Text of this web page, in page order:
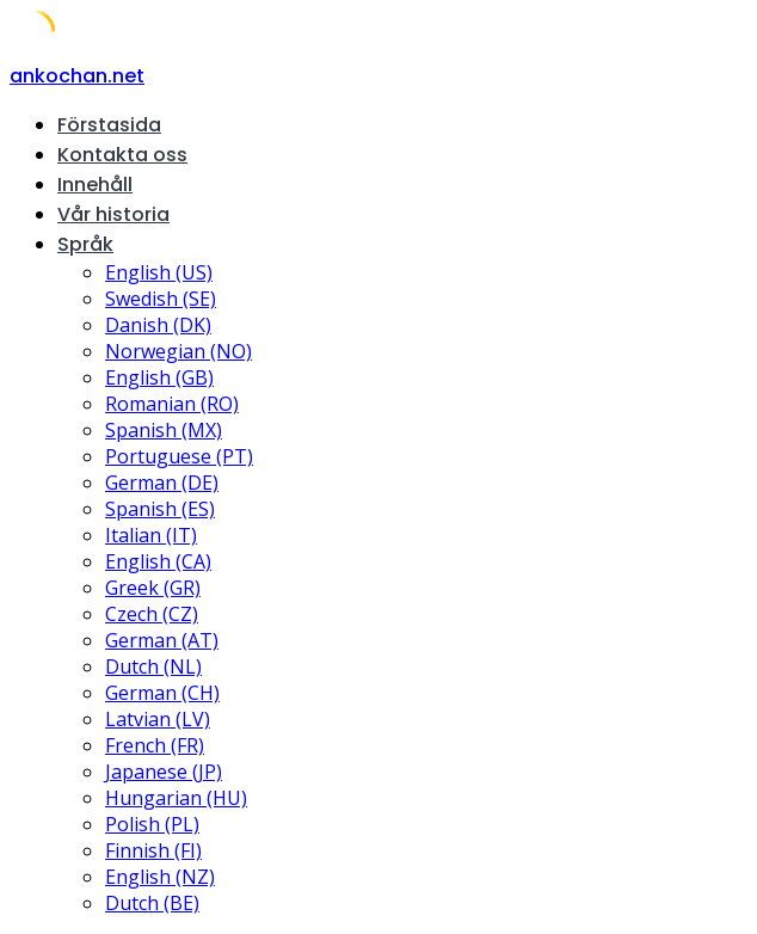
Skip
content
ankochan.net
Förstasida
Kontakta oss
Innehåll
Vår historia
Språk
English (US)
Swedish (SE)
Danish (DK)
Norwegian (NO)
English (GB)
Romanian (RO)
Spanish (MX)
Portuguese (PT)
German (DE)
Spanish (ES)
Italian (IT)
English (CA)
Greek (GR)
Czech (CZ)
German (AT)
Dutch (NL)
German (CH)
Latvian (LV)
French (FR)
Japanese (JP)
Hungarian (HU)
Polish (PL)
Finnish (FI)
English (NZ)
Dutch (BE)